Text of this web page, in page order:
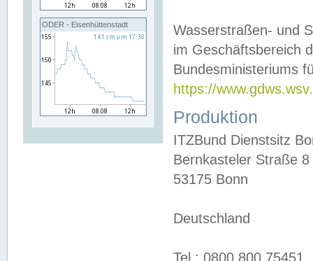
ODER - Eisenhüttenstadt
Wasserstraßen- und
im Geschäftsbereich
Bundesministeriums
https://
Produktion
ITZBund Dienstsitz
Bernkasteler Straße 8
53175 Bonn
Deutschland
Tel.: 0800 800 75451